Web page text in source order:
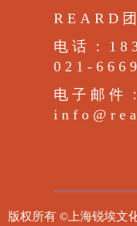
REARD
电话：
021-
电子邮件
版权所有 ©上海锐埃文